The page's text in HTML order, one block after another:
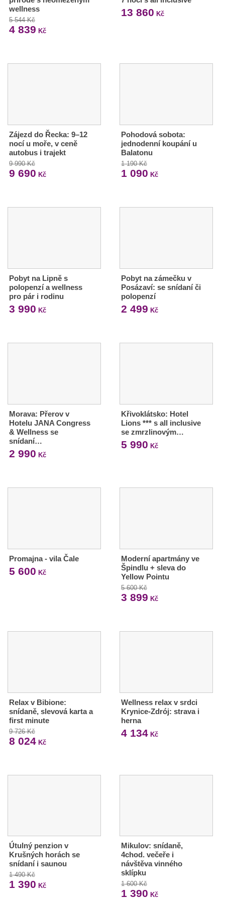
wellness
5 544 Kč
4 839 Kč
13 860 Kč
Zájezd do Řecka: 9–12
nocí u moře, v ceně
autobus i trajekt
9 990 Kč
9 690 Kč
Pohodová sobota:
jednodenní koupání u
Balatonu
1 190 Kč
1 090 Kč
Pobyt na Lipně s
polopenzí a wellness
pro pár i rodinu
3 990 Kč
Pobyt na zámečku v
Posázaví: se snídaní či
polopenzí
2 499 Kč
Morava: Přerov v
Hotelu JANA Congress
& Wellness se
snídaní…
2 990 Kč
Křivoklátsko: Hotel
Lions *** s all inclusive
se zmrzlinovým…
5 990 Kč
Promajna - vila Čale
5 600 Kč
Moderní apartmány ve
Špindlu + sleva do
Yellow Pointu
5 600 Kč
3 899 Kč
Relax v Bibione:
snídaně, slevová karta a
first minute
9 726 Kč
8 024 Kč
Wellness relax v srdci
Krynice-Zdrój: strava i
herna
4 134Kč
Útulný penzion v
Krušných horách se
snídaní i saunou
1 490 Kč
1 390 Kč
Mikulov: snídaně,
4chod. večeře i
návštěva vinného
sklípku
1 600 Kč
1 390 Kč